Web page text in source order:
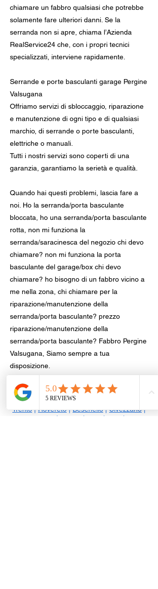
chiamare un fabbro qualsiasi che potrebbe
solamente fare ulteriori danni. Se la
serranda non si apre, chiama l’Azienda
RealService24 che, con i propri tecnici
specializzati, interviene rapidamente.
Serrande e porte basculanti garage Pergine
Valsugana
Offriamo servizi di sbloccaggio, riparazione
e manutenzione di ogni tipo e di qualsiasi
marchio, di serrande o porte basculanti,
elettriche o manuali.
Tutti i nostri servizi sono coperti di una
garanzia, garantiamo la serietà e qualità.
Quando hai questi problemi, lascia fare a
noi. Ho la serranda/porta basculante
bloccata, ho una serranda/porta basculante
rotta, non mi funziona la
serranda/saracinesca del negozio chi devo
chiamare? non mi funziona la porta
basculante del garage/box chi devo
chiamare? ho bisogno di un fabbro vicino a
me nella zona, chi chiamare per la
riparazione/manutenzione della
serranda/porta basculante? prezzo
riparazione/manutenzione della
serranda/porta basculante? Fabbro Pergine
Valsugana, Siamo sempre a tua
disposizione.
Sbloccaggio Serrande | Basculanti
nel tuo comune, provincia di Trento
Trento|Rovereto|Besenello|Civezzano|
| | | |